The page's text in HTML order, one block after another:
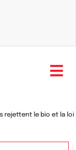
rejettent le bio et la loi